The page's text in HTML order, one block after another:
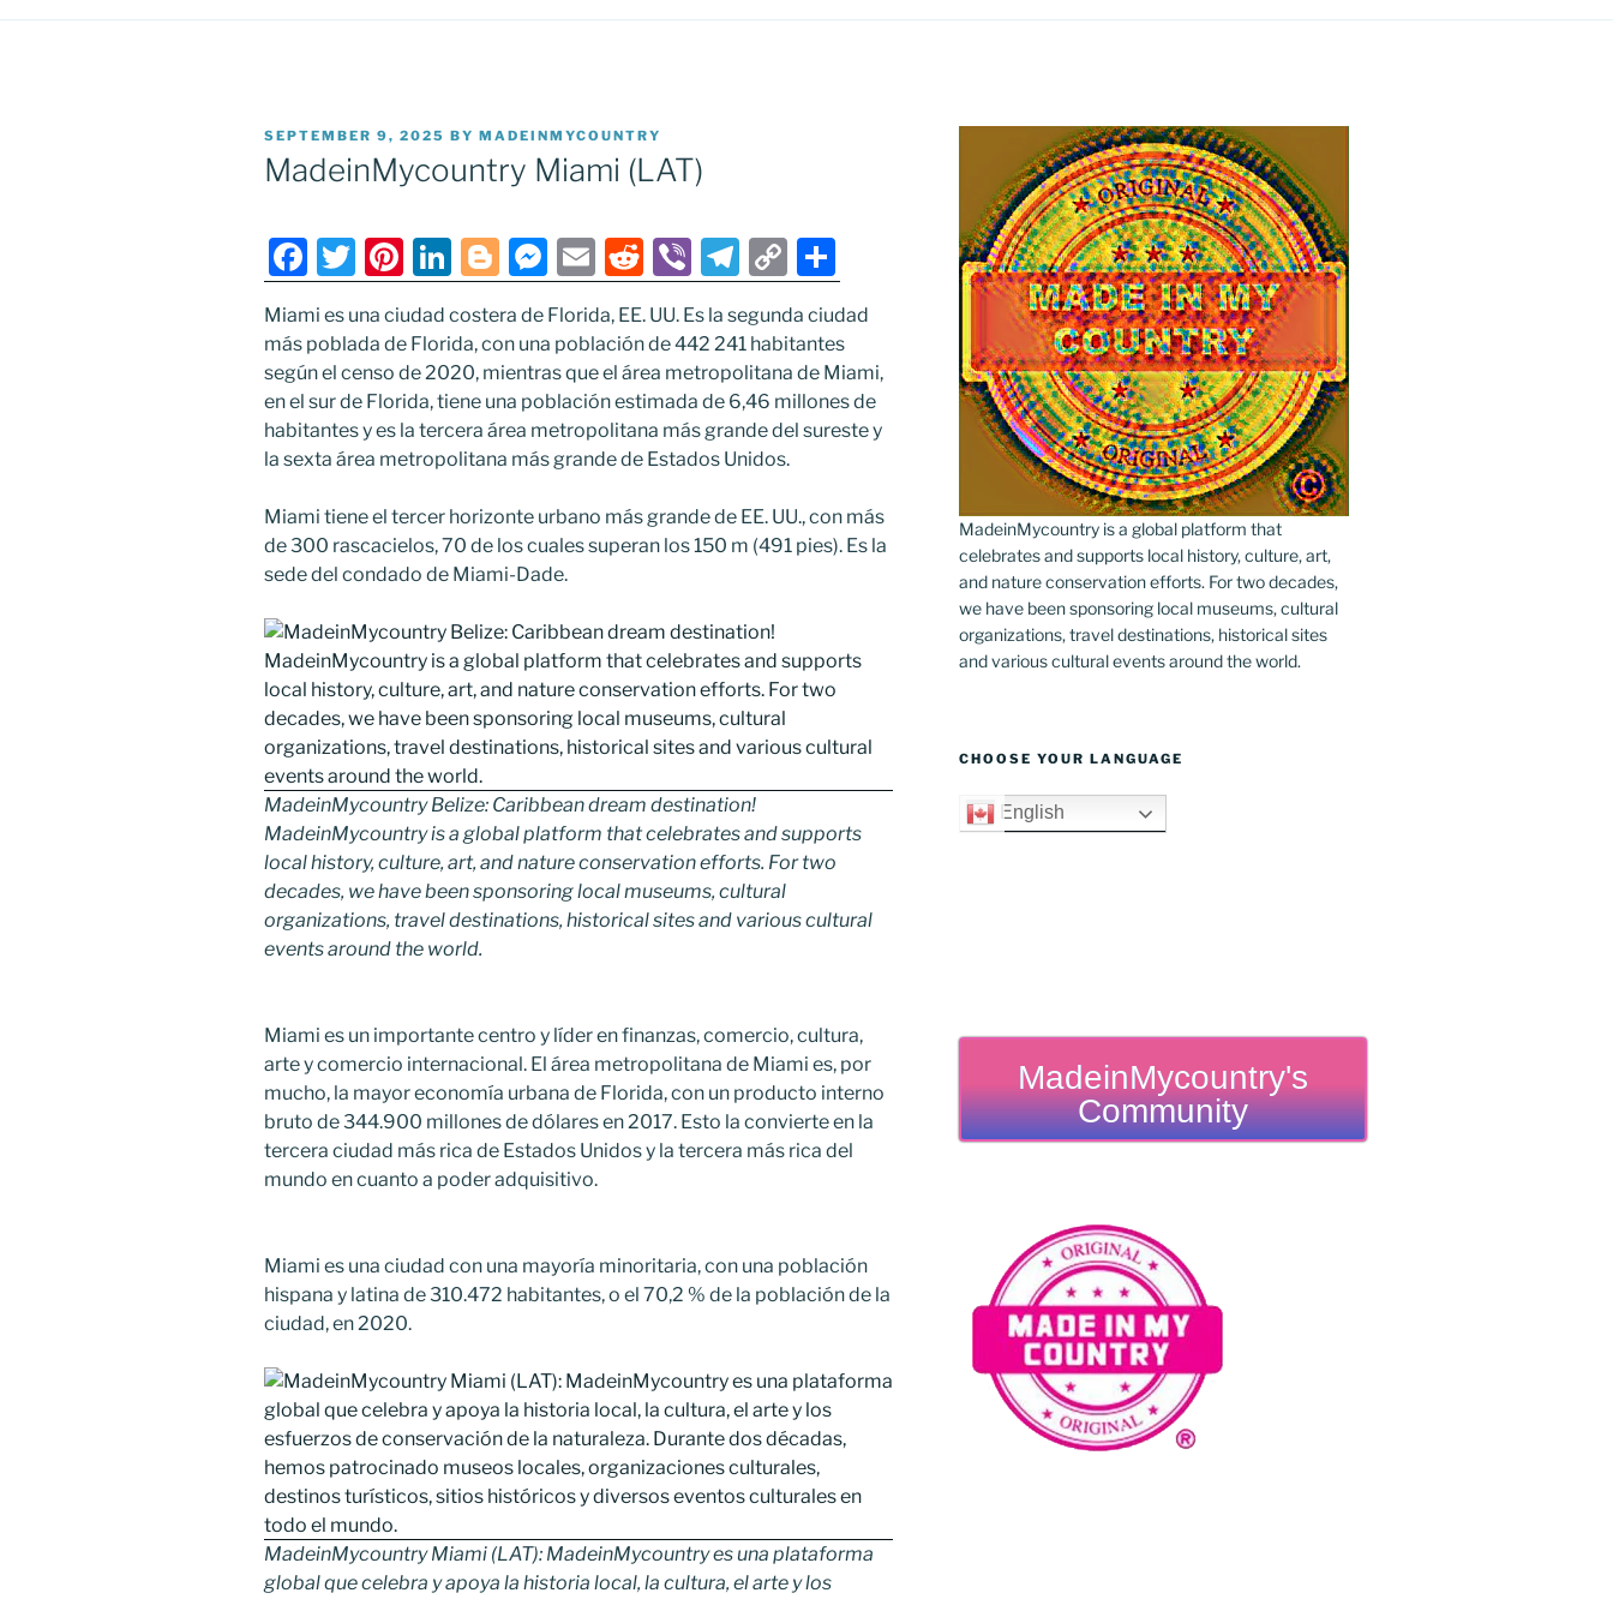
POSTED
ON
SEPTEMBER 9, 2025 BY MADEINMYCOUNTRY
MadeinMycountry Miami (LAT)
F
a
c
e
b
o
k
T
w
itt
er
Pi
nt
er
e
st
Li
n
k
e
dI
n
Bl
o
g
g
er
M
e
ss
e
n
g
E
m
ai
l
R
e
d
di
t
Vi
b
er
T
el
e
gr
a
m
C
o
p
y
Li
n
h
ar
e
Miami es una ciudad costera de Florida, EE. UU. Es la segunda ciudad
más poblada de Florida, con una población de 442 241 habitantes
según el censo de 2020, mientras que el área metropolitana de Miami,
en el sur de Florida, tiene una población estimada de 6,46 millones de
habitantes y es la tercera área metropolitana más grande del sureste y
la sexta área metropolitana más grande de Estados Unidos.
Miami tiene el tercer horizonte urbano más grande de EE. UU., con más
de 300 rascacielos, 70 de los cuales superan los 150 m (491 pies). Es la
sede del condado de Miami-Dade.
MadeinMycountry Belize: Caribbean dream destination!
MadeinMycountry is a global platform that celebrates and supports
local history, culture, art, and nature conservation efforts. For two
decades, we have been sponsoring local museums, cultural
organizations, travel destinations, historical sites and various cultural
events around the world.
Miami es un importante centro y líder en finanzas, comercio, cultura,
arte y comercio internacional. El área metropolitana de Miami es, por
mucho, la mayor economía urbana de Florida, con un producto interno
bruto de 344.900 millones de dólares en 2017. Esto la convierte en la
tercera ciudad más rica de Estados Unidos y la tercera más rica del
mundo en cuanto a poder adquisitivo.
Miami es una ciudad con una mayoría minoritaria, con una población
hispana y latina de 310.472 habitantes, o el 70,2 % de la población de la
ciudad, en 2020.
MadeinMycountry Miami (LAT): MadeinMycountry es una plataforma
global que celebra y apoya la historia local, la cultura, el arte y los
MadeinMycountry is a global platform that
celebrates and supports local history, culture, art,
and nature conservation efforts. For two decades,
we have been sponsoring local museums, cultural
organizations, travel destinations, historical sites
and various cultural events around the world.
CHOOSE YOUR LANGUAGE
English
MadeinMycountry's
Community